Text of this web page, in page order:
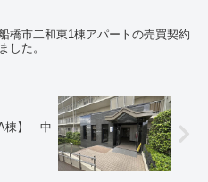
橋市二和東1棟アパートの売買契約
した。
A棟】 中